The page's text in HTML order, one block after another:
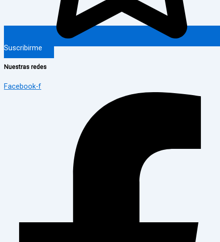
Suscribirme
Nuestras redes
Facebook-f